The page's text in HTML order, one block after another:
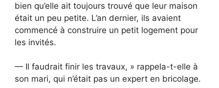
bien qu’elle ait toujours trouvé que leur maison
était un peu petite. L’an dernier, ils avaient
commencé à construire un petit logement pour
les invités.
— Il faudrait finir les travaux, » rappela-t-elle à
son mari, qui n’était pas un expert en bricolage.